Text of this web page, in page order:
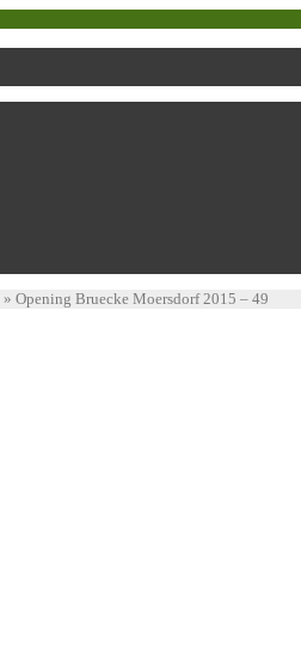
» Opening Bruecke Moersdorf 2015 – 49